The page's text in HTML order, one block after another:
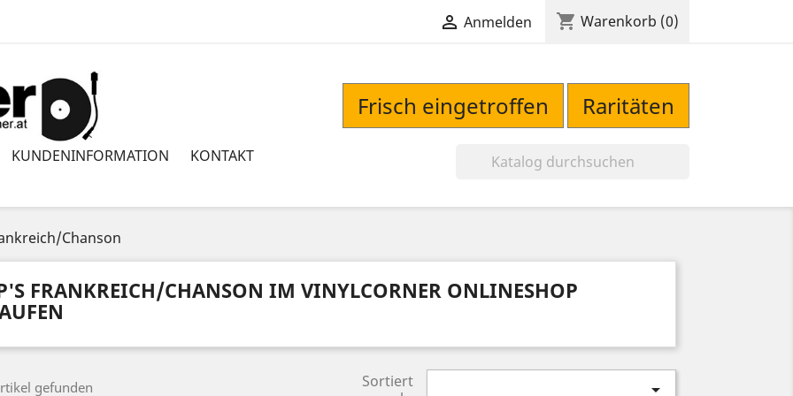
 Anmelden shopping_cart Warenkorb (0)
Frisch eingetroffen Raritäten
KUNDENINFORMATION KONTAKT
Chanson
FRANKREICH/CHANSON IM VINYLCORNER ONLINESHOP
gefunden
Sortiert
